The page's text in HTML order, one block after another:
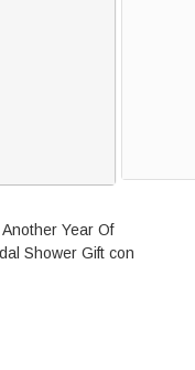
Year Of
Shower Gift con